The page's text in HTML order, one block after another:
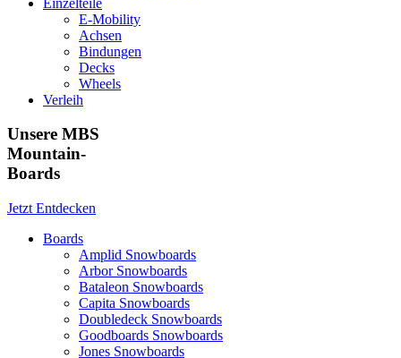
E-Mobility
Achsen
Bindungen
Decks
Wheels
Verleih
Unsere MBS
Mountain-
Boards
Jetzt Entdecken
Boards
Amplid Snowboards
Arbor Snowboards
Bataleon Snowboards
Capita Snowboards
Doubledeck Snowboards
Goodboards Snowboards
Jones Snowboards